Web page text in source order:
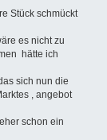
Stück schmückt
es nicht zu
hätte ich
sich nun die
, angebot
schon ein